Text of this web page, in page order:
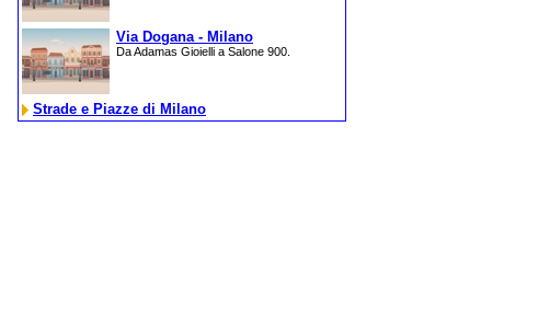
Via Dogana - Milano
Da Adamas Gioielli a Salone 900.
Strade e Piazze di Milano